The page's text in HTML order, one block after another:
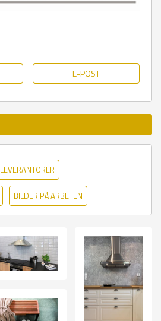
E-POST
LEVERANTÖRER
BILDER PÅ ARBETEN